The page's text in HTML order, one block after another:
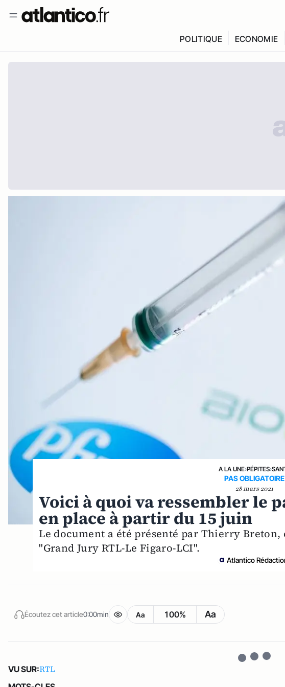
POLITIQUE ECONOMIE
A LA UNE›PÉPITES›
PAS OBLIGATOIRE
28 mars 2021
Voici à quoi va ressembler le
en place à partir du 15 juin
Le document a été présenté par Thierry
"Grand Jury RTL-Le Figaro-LCI".
Atlantico
Écoutez cet article0:00min Aa 100% Aa
VU SUR:RTL